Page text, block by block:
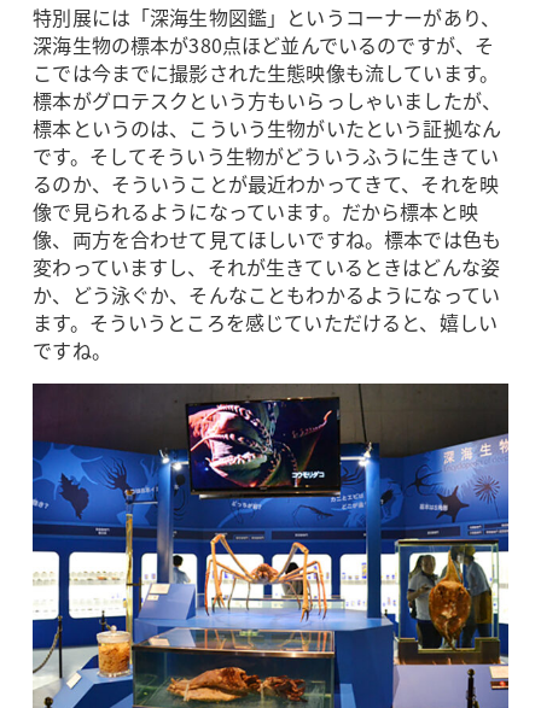
特別展には「深海生物図鑑」というコーナーがあり、
深海生物の標本が380点ほど並んでいるのですが、そ
こでは今までに撮影された生態映像も流しています。
標本がグロテスクという方もいらっしゃいましたが、
標本というのは、こういう生物がいたという証拠なん
です。そしてそういう生物がどういうふうに生きてい
るのか、そういうことが最近わかってきて、それを映
像で見られるようになっています。だから標本と映
像、両方を合わせて見てほしいですね。標本では色も
変わっていますし、それが生きているときはどんな姿
か、どう泳ぐか、そんなこともわかるようになってい
ます。そういうところを感じていただけると、嬉しい
ですね。